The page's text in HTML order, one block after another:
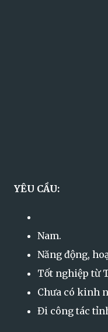
YÊU CẦU:
Nam.
Năng động,
Tốt nghiệp từ
Chưa có kinh
Đi công tác